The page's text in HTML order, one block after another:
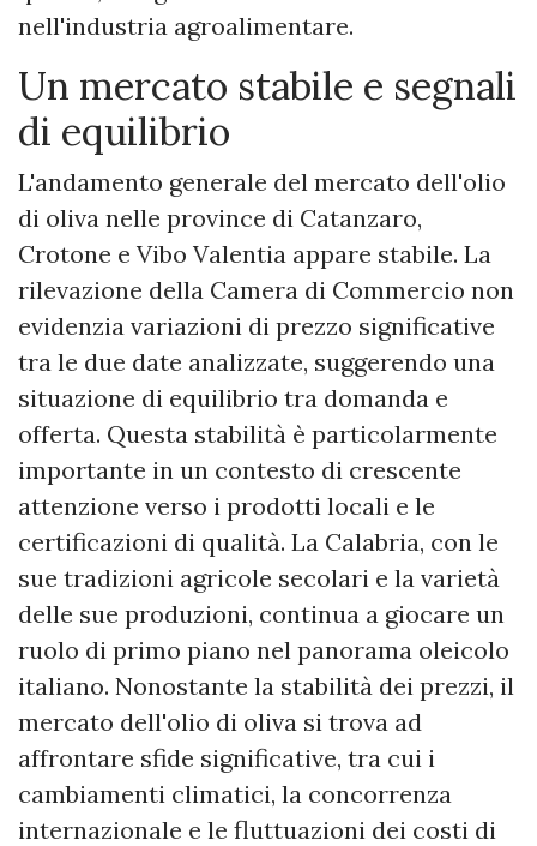
nell'industria agroalimentare.
Un mercato stabile e segnali
di equilibrio
L'andamento generale del mercato dell'olio
di oliva nelle province di Catanzaro,
Crotone e Vibo Valentia appare stabile. La
rilevazione della Camera di Commercio non
evidenzia variazioni di prezzo significative
tra le due date analizzate, suggerendo una
situazione di equilibrio tra domanda e
offerta. Questa stabilità è particolarmente
importante in un contesto di crescente
attenzione verso i prodotti locali e le
certificazioni di qualità. La Calabria, con le
sue tradizioni agricole secolari e la varietà
delle sue produzioni, continua a giocare un
ruolo di primo piano nel panorama oleicolo
italiano. Nonostante la stabilità dei prezzi, il
mercato dell'olio di oliva si trova ad
affrontare sfide significative, tra cui i
cambiamenti climatici, la concorrenza
internazionale e le fluttuazioni dei costi di